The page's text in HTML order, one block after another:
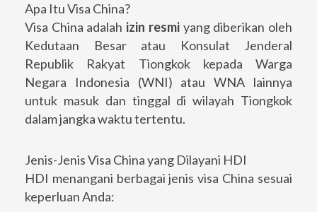
Apa Itu Visa China?
Visa China adalah izin resmiyang diberikan oleh
Kedutaan Besar atau Konsulat Jenderal
Republik Rakyat Tiongkok kepada Warga
Negara Indonesia (WNI) atau WNA lainnya
untuk masuk dan tinggal di wilayah Tiongkok
dalam jangka waktu tertentu.
Jenis-Jenis Visa China yang Dilayani HDI
HDI menangani berbagai jenis visa China sesuai
keperluan Anda: